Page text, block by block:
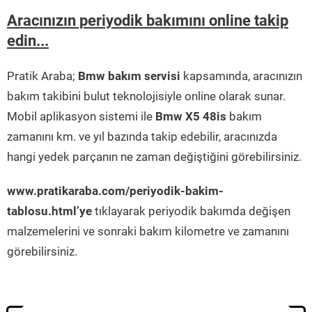
Aracınızın periyodik bakımını online takip
edin...
Pratik Araba; Bmw bakım servisi kapsamında, aracınızın
bakım takibini bulut teknolojisiyle online olarak sunar.
Mobil aplikasyon sistemi ile Bmw X5 48is bakım
zamanını km. ve yıl bazında takip edebilir, aracınızda
hangi yedek parçanın ne zaman değiştiğini görebilirsiniz.
www.pratikaraba.com/periyodik-bakim-
tablosu.html’ye tıklayarak periyodik bakımda değişen
malzemelerini ve sonraki bakım kilometre ve zamanını
görebilirsiniz.